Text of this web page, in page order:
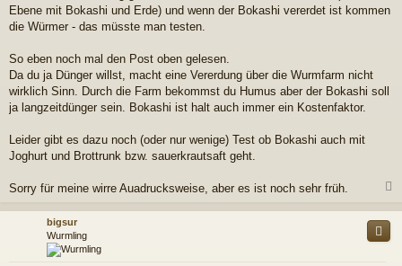
Ebene mit Bokashi und Erde) und wenn der Bokashi vererdet ist kommen
die Würmer - das müsste man testen.
So eben noch mal den Post oben gelesen.
Da du ja Dünger willst, macht eine Vererdung über die Wurmfarm nicht
wirklich Sinn. Durch die Farm bekommst du Humus aber der Bokashi soll
ja langzeitdünger sein. Bokashi ist halt auch immer ein Kostenfaktor.
Leider gibt es dazu noch (oder nur wenige) Test ob Bokashi auch mit
Joghurt und Brottrunk bzw. sauerkrautsaft geht.
Sorry für meine wirre Auadrucksweise, aber es ist noch sehr früh.
c
bigsur
Wurmling